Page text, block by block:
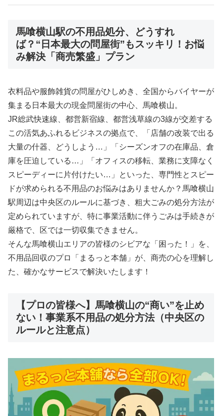
馬喰横山駅の不用品処分、どうすれ
ば？“日本最大の問屋街”もスッキリ！お悩
み解決「商売繁盛」プラン
衣料品や服飾雑貨の問屋がひしめき、全国からバイヤーが
集まる日本最大の現金問屋街の中心、馬喰横山。
JR総武快速線、都営新宿線、都営浅草線の3線が交差する
この活気あふれるビジネスの拠点で、「店舗の改装で出る
大量の什器、どうしよう…」「シーズンオフの在庫品、倉
庫を圧迫している…」「オフィスの移転、業務に支障なく
スピーディーに片付けたい…」といった、専門性とスピー
ドが求められる不用品のお悩みはありませんか？馬喰横山
駅周辺は中央区のルールに基づき、粗大ごみの処分方法が
定められていますが、特に事業活動に伴うごみは手続きが
厳格で、区では一切収集できません。
そんな馬喰横山エリアの皆様のシビアな「困った！」を、
不用品回収のプロ「まるっと本舗」が、商売の心を理解し
た、確かなサービスで解決いたします！
【プロの皆様へ】馬喰横山の“商い”を止め
ない！事業系不用品の処分方法（中央区の
ルールと注意点）